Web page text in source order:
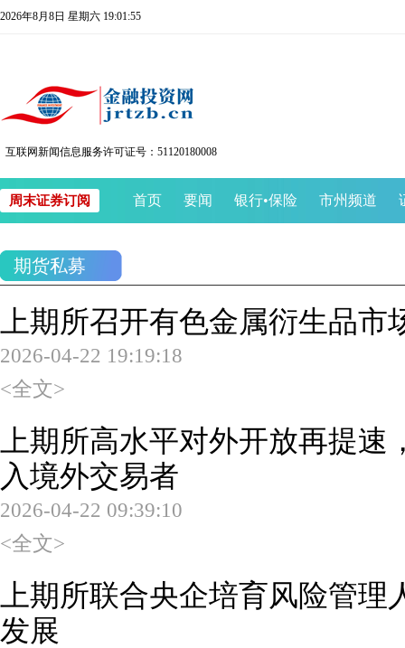
2026年8月8日 星期六 19:01:55
互联网新闻信息服务许可证号：51120180008
周末证券订阅 首页 要闻 银行•保险 市州频道
期货私募
上期所召开有色金属衍生品市
2026-04-22 19:19:18
<全文>
上期所高水平对外开放再提
入境外交易者
2026-04-22 09:39:10
<全文>
上期所联合央企培育风险管
发展